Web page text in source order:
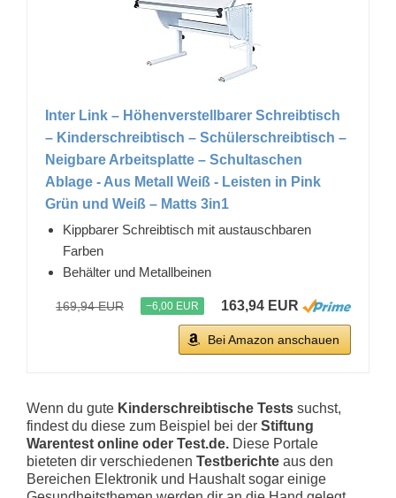
Inter Link – Höhenverstellbarer Schreibtisch
– Kinderschreibtisch – Schülerschreibtisch –
Neigbare Arbeitsplatte – Schultaschen
Ablage - Aus Metall Weiß - Leisten in Pink
Grün und Weiß – Matts 3in1
Kippbarer Schreibtisch mit austauschbaren
Farben
Behälter und Metallbeinen
169,94 EUR −6,00 EUR 163,94 EUR
Bei Amazon anschauen
Wenn du gute Kinderschreibtische Tests suchst,
findest du diese zum Beispiel bei der Stiftung
Warentest online oder Test.de. Diese Portale
bieteten dir verschiedenen Testberichte aus den
Bereichen Elektronik und Haushalt sogar einige